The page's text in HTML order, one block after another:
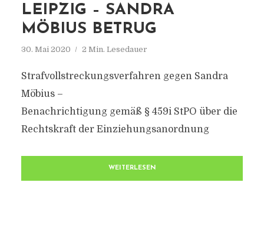
LEIPZIG – SANDRA
MÖBIUS BETRUG
30. Mai 2020 2 Min. Lesedauer
Strafvollstreckungsverfahren gegen Sandra
Möbius –
Benachrichtigung gemäß § 459i StPO über die
Rechtskraft der Einziehungsanordnung
WEITERLESEN